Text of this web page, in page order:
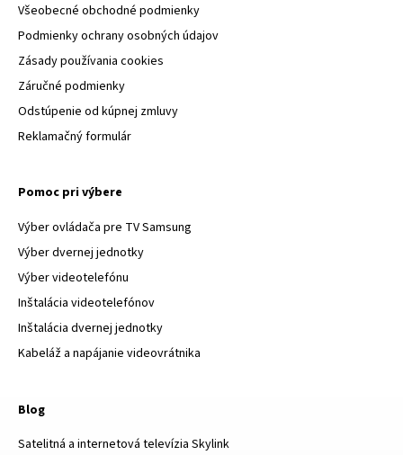
Všeobecné obchodné podmienky
Podmienky ochrany osobných údajov
Zásady používania cookies
Záručné podmienky
Odstúpenie od kúpnej zmluvy
Reklamačný formulár
Pomoc pri výbere
Výber ovládača pre TV Samsung
Výber dvernej jednotky
Výber videotelefónu
Inštalácia videotelefónov
Inštalácia dvernej jednotky
Kabeláž a napájanie videovrátnika
Blog
Satelitná a internetová televízia Skylink